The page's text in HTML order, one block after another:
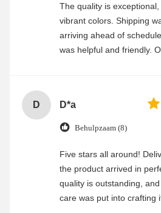
The quality is
vibrant colors. Shipping
arriving ahead of
was helpful and friendly.
D D*a
Behulpzaam (8)
Five stars all around!
the product arrived in
quality is outstanding,
care was put into crafting